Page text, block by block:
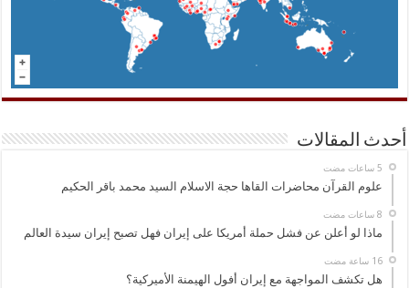
أحدث المقالات
علوم القرآن محاضرات القاها حجة الاسلام السيد محمد باقر الحكيم
ماذا لو أعلن عن فشل حملة أمريكا على إيران فهل تصبح إيران سيدة العالم
‏16 ساعة مضت
هل تكشف المواجهة مع إيران أفول الهيمنة الأميركية؟